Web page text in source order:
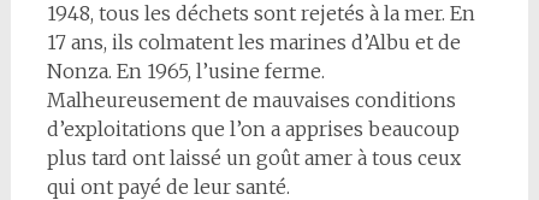
1948, tous les déchets sont rejetés à la mer. En
17 ans, ils colmatent les marines d’Albu et de
Nonza. En 1965, l’usine ferme.
Malheureusement de mauvaises conditions
d’exploitations que l’on a apprises beaucoup
plus tard ont laissé un goût amer à tous ceux
qui ont payé de leur santé.